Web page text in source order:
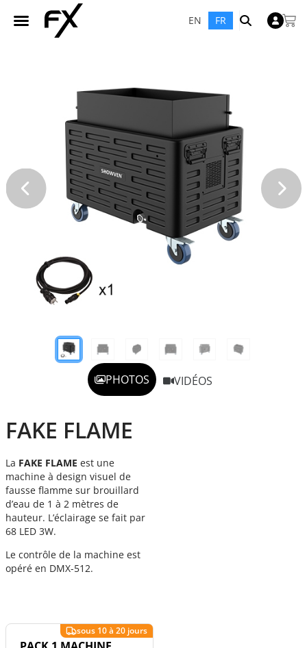
EN FR
PHOTOS VIDÉOS
FAKE FLAME
La FAKE FLAME est une
machine à design visuel de
fausse flamme sur brouillard
d’eau de 1 à 2 mètres de
hauteur. L’éclairage se fait par
68 LED 3W.
Le contrôle de la machine est
opéré en DMX-512.